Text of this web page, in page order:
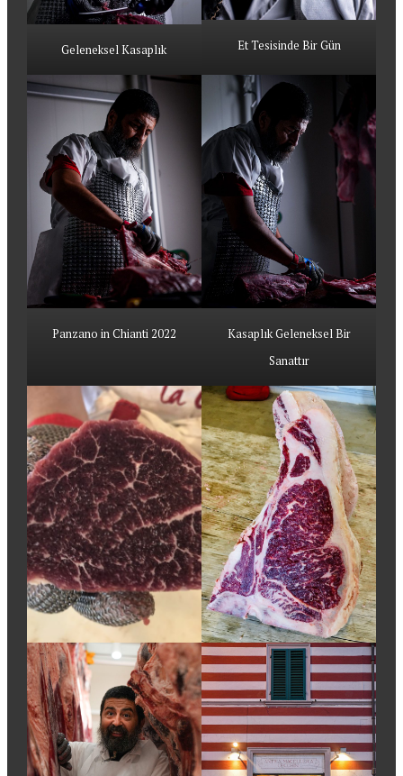
Geleneksel Kasaplık Et Tesisinde Bir Gün
Panzano in Chianti 2022
Kasaplık Geleneksel Bir
Sanattır